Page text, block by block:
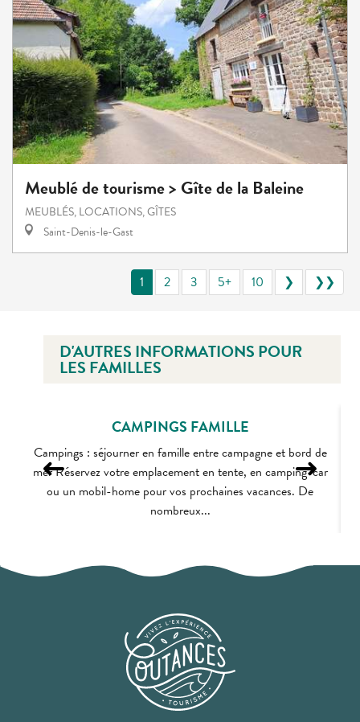
Meublé de tourisme > Gîte de la Baleine
MEUBLÉS, LOCATIONS, GÎTES
Saint-Denis-le-Gast
1 2 3 5+ 10 ❯ ❯❯
D'AUTRES INFORMATIONS POUR
LES FAMILLES
CAMPINGS FAMILLE
Campings : séjourner en famille entre campagne et bord de
mer Réservez votre emplacement en tente, en camping-car
ou un mobil-home pour vos prochaines vacances. De
nombreux...